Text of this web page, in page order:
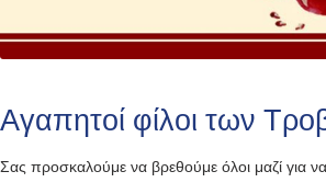
Αγαπητοί φίλοι των
Σας προσκαλούμε να βρεθούμε όλοι μαζί για